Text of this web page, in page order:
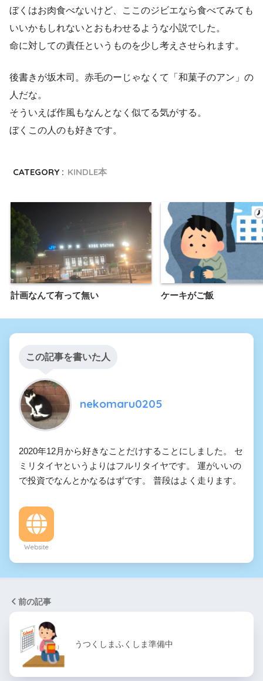
ぼくはお肉食べないけど、ここのジビエなら食べてみても
いいかもしれないとおもわせるような小説でした。
命に対しての責任というものを少し考えさせられます。
後書きが坂木司。赤毛のーじゃなくて「和菓子のアン」の
人だな。
そういえば作風もなんとなく似てる気がする。
ぼくこの人のも好きです。
CATEGORY : KINDLE本
計画なんて有って無い ケーキがご飯
この記事を書いた人
nekomaru0205
2020年12月から好きなことだけすることにしました。 セ
ミリタイヤというよりはフルリタイヤです。 運がいいの
で投資でなんとかなるはずです。 普段はよく走ります。
Website
前の記事
うつくしまふくしま準備中